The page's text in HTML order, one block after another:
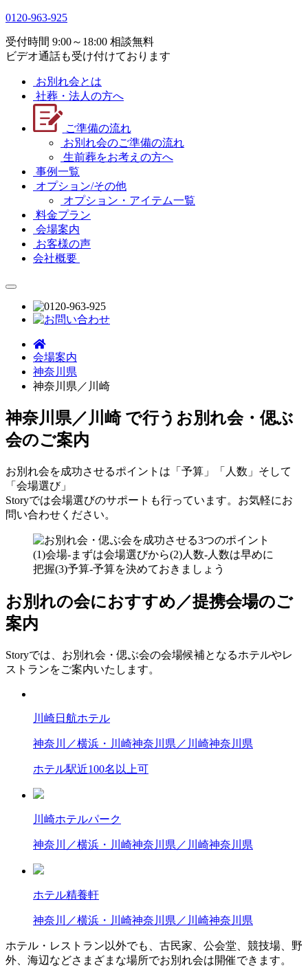
0120-963-925
受付時間 9:00～18:00 相談無料
ビデオ通話も受け付けております
お別れ会とは
社葬・法人の方へ
ご準備の流れ
お別れ会のご準備の流れ
生前葬をお考えの方へ
事例一覧
オプション/その他
オプション・アイテム一覧
料金プラン
会場案内
お客様の声
会社概要
会場案内
神奈川県
神奈川県／川崎
神奈川県／川崎 で行う お別れ会・偲ぶ
会のご案内
お別れ会を成功させるポイントは「予算」「人数」そして
「会場選び」
Storyでは会場選びのサポートも行っています。お気軽にお
問い合わせください。
お別れの会におすすめ／提携会場のご
案内
Storyでは、お別れ会・偲ぶ会の会場候補となるホテルやレ
ストランをご案内いたします。
川崎日航ホテル
神奈川／横浜・川崎神奈川県／川崎神奈川県
ホテル駅近100名以上可
川崎ホテルパーク
神奈川／横浜・川崎神奈川県／川崎神奈川県
ホテル精養軒
神奈川／横浜・川崎神奈川県／川崎神奈川県
ホテル・レストラン以外でも、古民家、公会堂、競技場、野
外、海辺などさまざまな場所でお別れ会は開催できます。